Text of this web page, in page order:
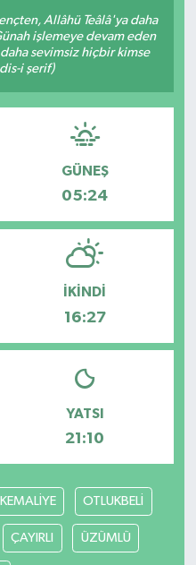
Allâhü Teâlâ'ya daha
işlemeye devam eden
sevimsiz hiçbir kimse
i şerif)
GÜNEŞ
05:24
İKINDI
16:27
YATSI
21:10
KEMALİYE OTLUKBELİ
ÇAYIRLI ÜZÜMLÜ